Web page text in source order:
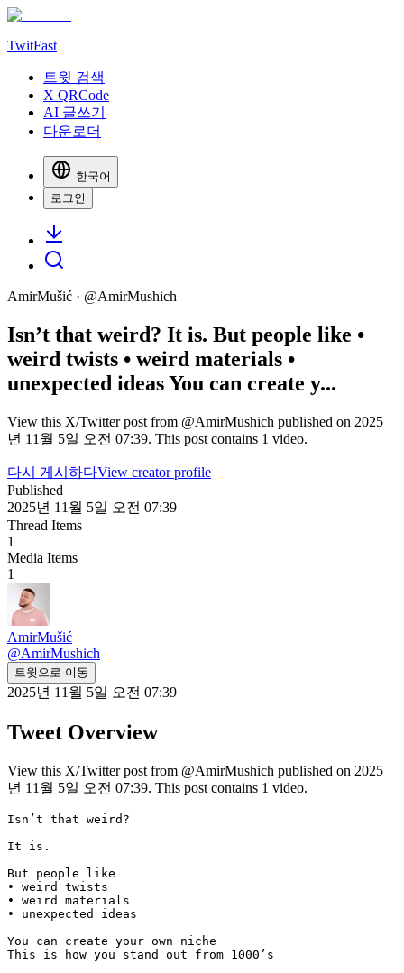
TwitFast
트윗 검색
X QRCode
AI 글쓰기
다운로더
한국어
로그인
AmirMušić · @AmirMushich
Isn’t that weird? It is. But people like •
weird twists • weird materials •
unexpected ideas You can create y...
View this X/Twitter post from @AmirMushich published on 2025
년 11월 5일 오전 07:39. This post contains 1 video.
다시 게시하다View creator profile
Published
2025년 11월 5일 오전 07:39
Thread Items
1
Media Items
1
AmirMušić
@AmirMushich
트윗으로 이동
2025년 11월 5일 오전 07:39
Tweet Overview
View this X/Twitter post from @AmirMushich published on 2025
년 11월 5일 오전 07:39. This post contains 1 video.
Isn’t that weird?
It is.
But people like
• weird twists
• weird materials
• unexpected ideas
You can create your own niche
This is how you stand out from 1000’s